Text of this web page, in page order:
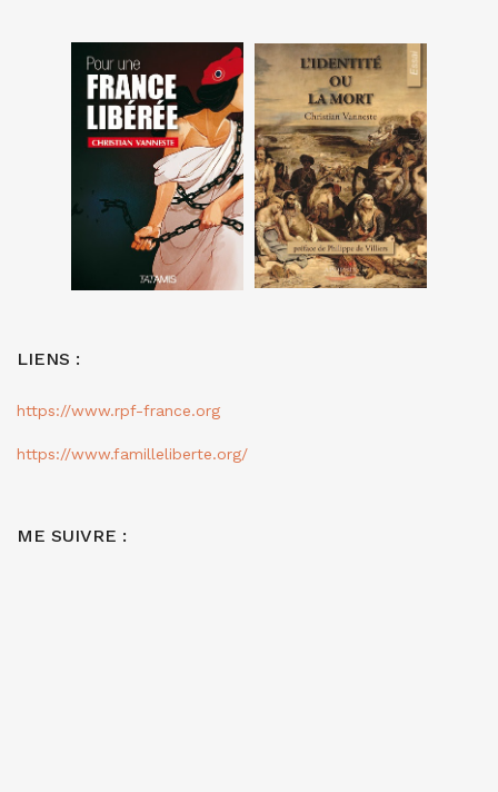
LIENS :
https://www.rpf-france.org
https://www.familleliberte.org/
ME SUIVRE :